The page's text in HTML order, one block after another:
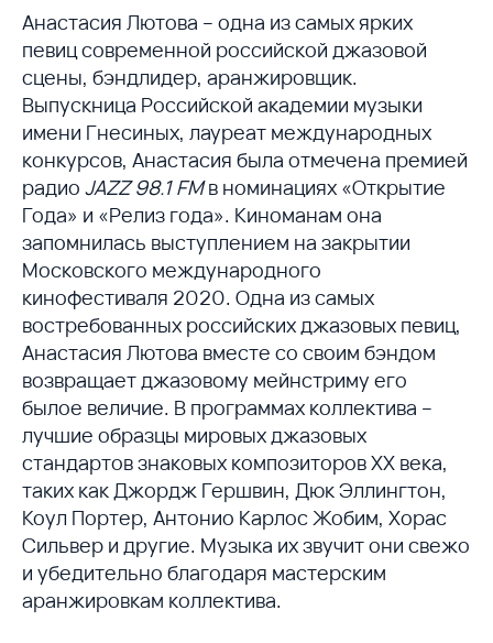
Анастасия Лютова – одна из самых ярких
певиц современной российской джазовой
сцены, бэндлидер, аранжировщик.
Выпускница Российской академии музыки
имени Гнесиных, лауреат международных
конкурсов, Анастасия была отмечена премией
радио JAZZ 98.1 FMв номинациях «Открытие
Года» и «Релиз года». Киноманам она
запомнилась выступлением на закрытии
Московского международного
кинофестиваля 2020. Одна из самых
востребованных российских джазовых певиц,
Анастасия Лютова вместе со своим бэндом
возвращает джазовому мейнстриму его
былое величие. В программах коллектива –
лучшие образцы мировых джазовых
стандартов знаковых композиторов XX века,
таких как Джордж Гершвин, Дюк Эллингтон,
Коул Портер, Антонио Карлос Жобим, Хорас
Сильвер и другие. Музыка их звучит они свежо
и убедительно благодаря мастерским
аранжировкам коллектива.